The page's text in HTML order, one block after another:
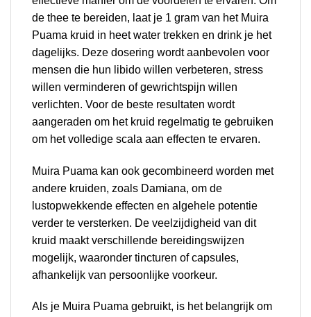
de thee te bereiden, laat je 1 gram van het Muira
Puama kruid in heet water trekken en drink je het
dagelijks. Deze dosering wordt aanbevolen voor
mensen die hun libido willen verbeteren, stress
willen verminderen of gewrichtspijn willen
verlichten. Voor de beste resultaten wordt
aangeraden om het kruid regelmatig te gebruiken
om het volledige scala aan effecten te ervaren.
Muira Puama kan ook gecombineerd worden met
andere kruiden, zoals Damiana, om de
lustopwekkende effecten en algehele potentie
verder te versterken. De veelzijdigheid van dit
kruid maakt verschillende bereidingswijzen
mogelijk, waaronder tincturen of capsules,
afhankelijk van persoonlijke voorkeur.
Als je Muira Puama gebruikt, is het belangrijk om